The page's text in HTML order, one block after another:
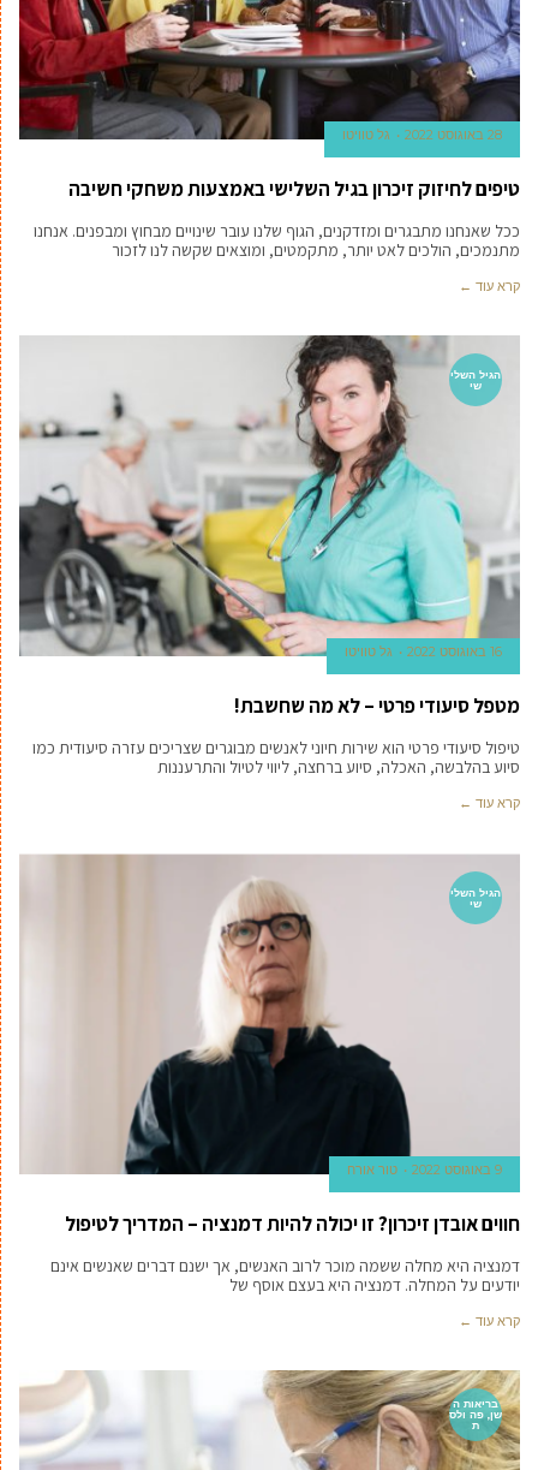
28 באוגוסט 2022 גל טוויטו
טיפים לחיזוק זיכרון בגיל השלישי באמצעות משחקי חשיבה
ככל שאנחנו מתבגרים ומזדקנים, הגוף שלנו עובר שינויים מבחוץ ומבפנים. אנחנו
מתנמכים, הולכים לאט יותר, מתקמטים, ומוצאים שקשה לנו לזכור
קרא עוד ←
הגיל השלי
שי
16 באוגוסט 2022 גל טוויטו
מטפל סיעודי פרטי – לא מה שחשבת!
טיפול סיעודי פרטי הוא שירות חיוני לאנשים מבוגרים שצריכים עזרה סיעודית כמו
סיוע בהלבשה, האכלה, סיוע ברחצה, ליווי לטיול והתרעננות
קרא עוד ←
הגיל השלי
שי
9 באוגוסט 2022 טור אורח
חווים אובדן זיכרון? זו יכולה להיות דמנציה – המדריך לטיפול
דמנציה היא מחלה ששמה מוכר לרוב האנשים, אך ישנם דברים שאנשים אינם
יודעים על המחלה. דמנציה היא בעצם אוסף של
קרא עוד ←
בריאות ה
שן, פה ולס
ת